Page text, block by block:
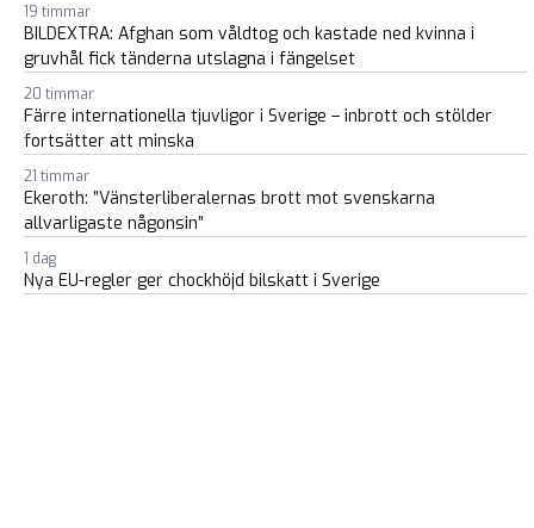
19 timmar
BILDEXTRA: Afghan som våldtog och kastade ned kvinna i
gruvhål fick tänderna utslagna i fängelset
20 timmar
Färre internationella tjuvligor i Sverige – inbrott och stölder
fortsätter att minska
21 timmar
Ekeroth: ”Vänsterliberalernas brott mot svenskarna
allvarligaste någonsin”
1 dag
Nya EU-regler ger chockhöjd bilskatt i Sverige